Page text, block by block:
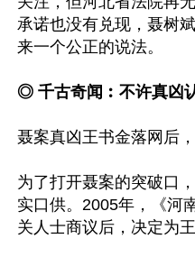
承诺也没有兑现，聂树
来一个公正的说法。
◎ 千古奇闻︰不许真凶
聂案真凶王书金落网后
为了打开聂案的突破口
实口供。2005年，《河
关人士商议后，决定为